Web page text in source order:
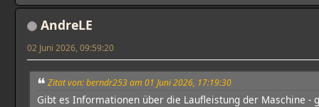
AndreLE
02 Juni 2026, 09:59:20
Zitat von: berndr253 am 01 Juni 2026, 17:19:30
Gibt es Informationen über die Laufleistung der Maschine -